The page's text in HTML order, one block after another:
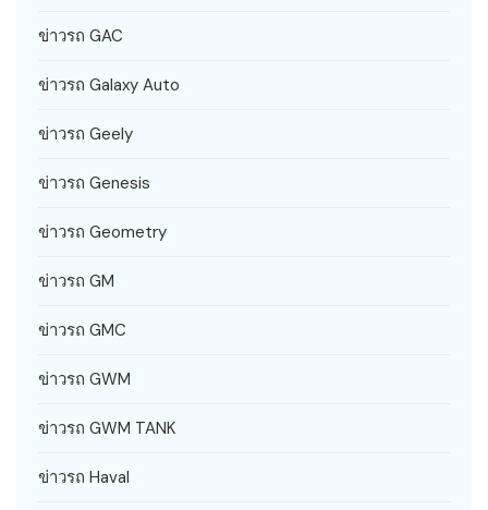
ข่าวรถ GAC
ข่าวรถ Galaxy Auto
ข่าวรถ Geely
ข่าวรถ Genesis
ข่าวรถ Geometry
ข่าวรถ GM
ข่าวรถ GMC
ข่าวรถ GWM
ข่าวรถ GWM TANK
ข่าวรถ Haval